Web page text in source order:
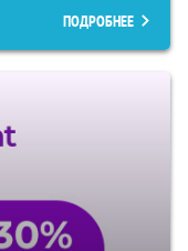
ПОДРОБНЕЕ